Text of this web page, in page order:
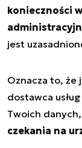
konieczności
jest
Oznacza to, że
dostawca
Twoich
czekania na